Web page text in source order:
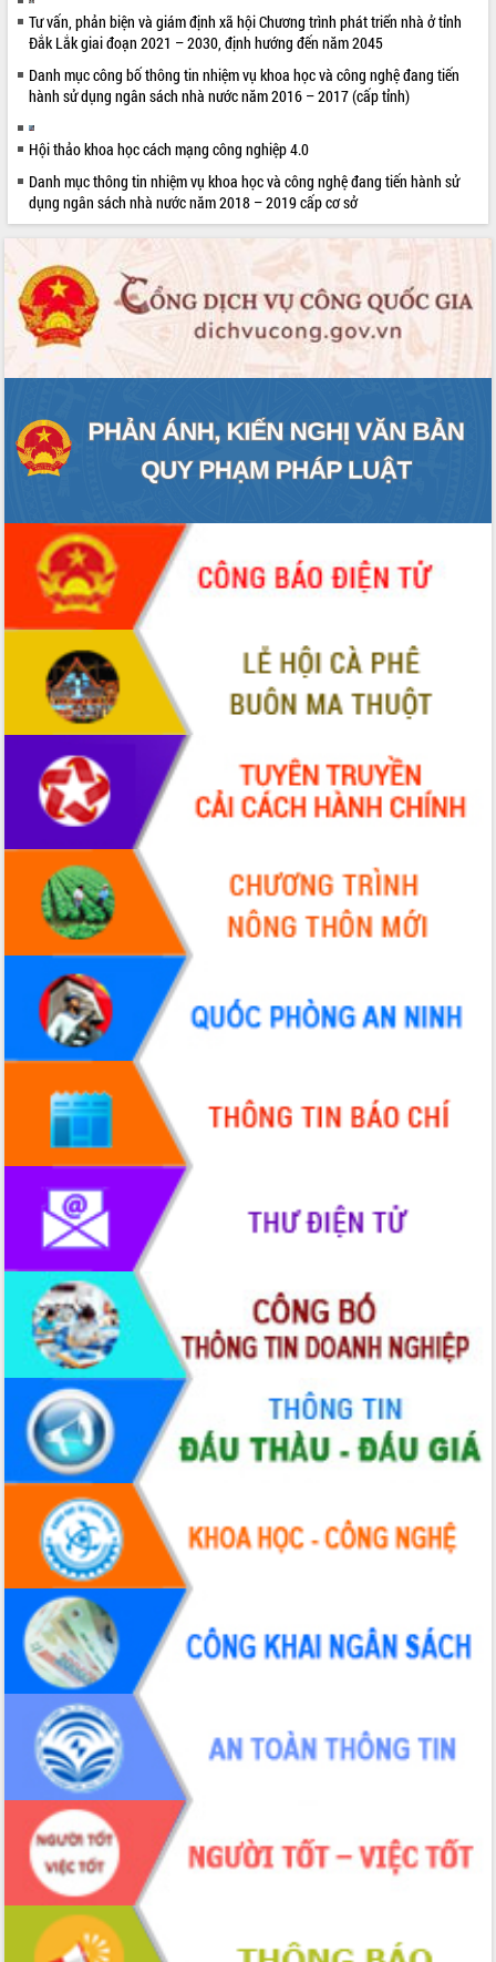
Nâng cao hiệu lực, hiệu quả HĐND
tỉnh thông qua hiện đại hóa hành chính
Xã Ea Phê gắn cải cách hành chính với
chuyển đổi số
Phó Chủ tịch Thường trực UBND tỉnh
Hồ Thị Nguyên Thảo làm việc tại Trung
tâm Phục vụ hành chính công xã Ea
Phê
Xây dựng nền hành chính số đồng
hành cùng nông dân dân, doanh nghiệp
đấu có 77% xã đạt chuẩn nông thôn
mới
Chuyển đổi số 'mở đường' cho nông
nghiệp Đắk Lắk tăng trưởng bứt phá
Triển khai đồng bộ đo đạc, lập hồ sơ
đai
Ứng dụng sinh trắc học - Bước tiến
trong hành trình chuyển đổi số tại Đắk
Đắk Lắk nâng cao hiệu quả công tác
Đảng từ Sổ tay đảng viên điện tử
Đắk Lắk đẩy mạnh nuôi biển công
nghệ, hướng tới phát triển thủy sản
bền vững
Tập huấn nâng cao năng lực triển khai
chuyển đổi số cho cán bộ, công chức
cấp xã
Đắk Lắk phát động hưởng ứng Ngày
Quyền của người tiêu dùng Việt Nam
Đẩy mạnh cải cách hành chính, quyết
tâm đạt được mục tiêu tăng trưởng
hai con số trong năm 2026
Tổ chức trang trọng Lễ hội Đền thờ
Lương Văn Chánh năm 2026
Phó Bí thư Tỉnh ủy Đắk Lắk Đỗ Hữu
Huy giữ chức Bí thư Đảng ủy Ủy Ban
Nhân dân tỉnh
Bệnh án điện tử thúc đẩy chuyển đổi
số y tế tại Đắk Lắk
Chuyển đổi số thư viện: Mở rộng
không gian tri thức trong thời đại số
Đánh giá, rút kinh nghiệm công tác tổ
chức diễn tập trước ngày bầu cử
Chương trình “Gặp gỡ hữu nghị –
Friendship Meeting New Year 2026”
Bầu cử Quốc hội và HĐND: Cử tri Đắk
Lắk gửi gắm niềm tin, kỳ vọng vào lá
Đắk Lắk sẵn sàng các điều kiện cho
Ngày hội bầu cử đại biểu Quốc hội
khóa XVI và HĐND các cấp nhiệm kỳ
2026-2031
Đảm bảo cuộc bầu cử đại biểu Quốc
hội và đại biểu HĐND các cấp diễn ra
an toàn, hiệu quả, đúng quy định
Thủ tướng Chính phủ Phạm Minh Chính
kiểm tra, chỉ đạo hoàn thành các dự
án cao tốc và thăm khu tái định cư tại
Đắk Lắk
Sôi nổi Hội đua ngựa truyền thống Gò
Thì Thùng mừng Xuân Bính Ngọ 2026
Lãnh đạo tỉnh dâng hương tưởng niệm
tại Đập Đồng Cam đầu Xuân Bính Ngọ
Ngành nông nghiệp phấn đấu tăng
trưởng đạt 5,86% trong năm 2026
UBND tỉnh Đắk Lắk triển khai công tác
quốc phòng, quân sự địa phương năm
Đắk Lắk tập trung toàn lực khắc phục
tồn tại IUU, sẵn sàng làm việc với
Đoàn thanh tra EC
Chủ tịch UBND tỉnh Tạ Anh Tuấn thăm,
chúc mừng các bệnh viện nhân Ngày
Thầy thuốc Việt Nam
Rộn ràng lễ hội truyền thống Sông
nước Đà Nông lần thứ I năm 2026
Kỳ họp Chuyên đề lần thứ Năm, HĐND
tỉnh Đắk Lắk thông qua các nghị quyết
Tư vấn, phản biện và giám định xã hội Chương trình phát triển nhà ở tỉnh
Đắk Lắk giai đoạn 2021 – 2030, định hướng đến năm 2045
Danh mục công bố thông tin nhiệm vụ khoa học và công nghệ đang tiến
hành sử dụng ngân sách nhà nước năm 2016 – 2017 (cấp tỉnh)
Hội thảo khoa học cách mạng công nghiệp 4.0
Danh mục thông tin nhiệm vụ khoa học và công nghệ đang tiến hành sử
dụng ngân sách nhà nước năm 2018 – 2019 cấp cơ sở